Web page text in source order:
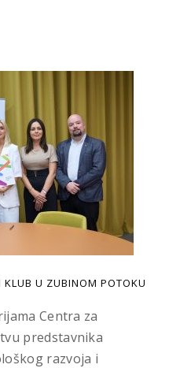
KLUB U ZUBINOM POTOKU
Centra za
predstavnika
razvoja i